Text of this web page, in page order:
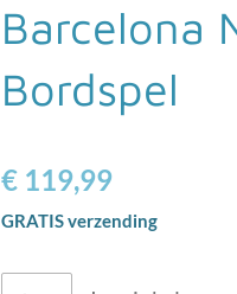
Barcelona
Bordspel
€ 119,99
GRATIS verzending